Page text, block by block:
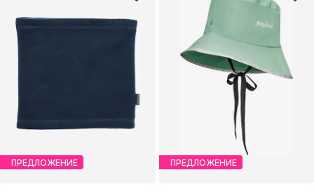
ПРЕДЛОЖЕНИЕ ПРЕДЛОЖЕНИЕ